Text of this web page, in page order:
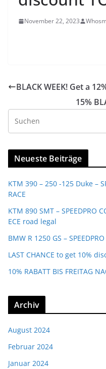
November 22, 2023
BLACK WEEK! Get a
15%
Neueste Beiträge
KTM 390 – 250 -125 Duke –
RACE
KTM 890 SMT – SPEEDPRO
ECE road legal
BMW R 1250 GS –
LAST CHANCE to get 10%
10% RABATT BIS FREITAG
Archiv
August 2024
Februar 2024
Januar 2024